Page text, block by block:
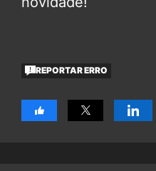
REPORTAR ERRO